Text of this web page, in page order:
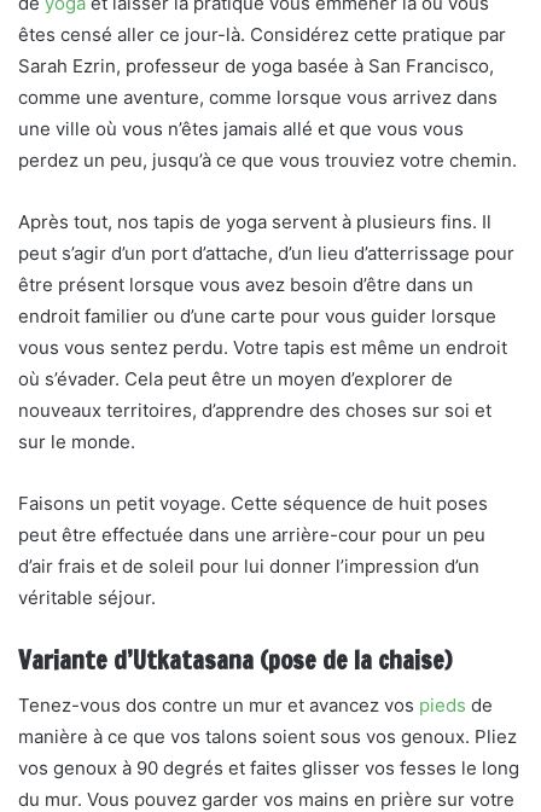
êtes censé aller ce jour-là. Considérez cette pratique par
Sarah Ezrin, professeur de yoga basée à San Francisco,
comme une aventure, comme lorsque vous arrivez dans
une ville où vous n’êtes jamais allé et que vous vous
perdez un peu, jusqu’à ce que vous trouviez votre chemin.
Après tout, nos tapis de yoga servent à plusieurs fins. Il
peut s’agir d’un port d’attache, d’un lieu d’atterrissage pour
être présent lorsque vous avez besoin d’être dans un
endroit familier ou d’une carte pour vous guider lorsque
vous vous sentez perdu. Votre tapis est même un endroit
où s’évader. Cela peut être un moyen d’explorer de
nouveaux territoires, d’apprendre des choses sur soi et
sur le monde.
Faisons un petit voyage. Cette séquence de huit poses
peut être effectuée dans une arrière-cour pour un peu
d’air frais et de soleil pour lui donner l’impression d’un
véritable séjour.
Variante d’Utkatasana (pose de la chaise)
Tenez-vous dos contre un mur et avancez vos pieds de
manière à ce que vos talons soient sous vos genoux. Pliez
vos genoux à 90 degrés et faites glisser vos fesses le long
du mur. Vous pouvez garder vos mains en prière sur votre